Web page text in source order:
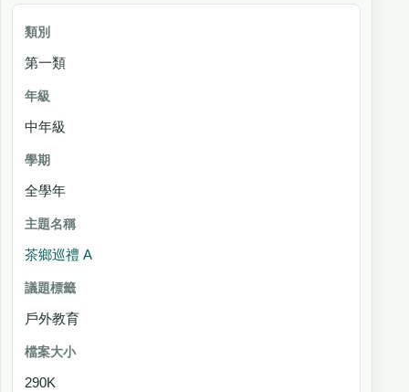
第一類
中年級
全學年
茶鄉巡禮 A
戶外教育
290K